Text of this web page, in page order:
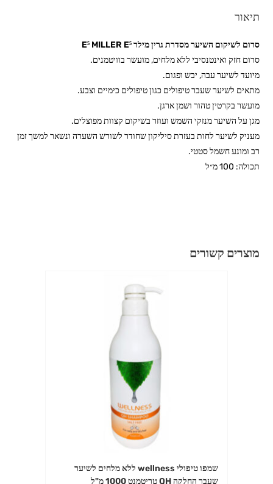
תיאור
סרום לשיקום השיער מסדרת גרין מילר E⁵ MILLER E⁵
סרום חזק ואינטנסיבי ללא מלחים, מועשר בוויטמנים.
מיועד לשיער עבה, יבש ופגום.
מתאים לשיער שעבר טיפולים כגון טיפולים כימיים וצבע.
מועשר בקרטין טהור ושמן ארגן.
מגן על השיער מנזקי השמש ועוזר בשיקום קצוות מפוצלים.
מעניק לשיער לחות בעזרת סיליקון שחודר לשורש השערה ונשאר למשך זמן
רב ומונע חשמל סטטי.
תכולה: 100 מ״ל
מוצרים קשורים
שמפו טיפולי wellness ללא מלחים לשיער
שעבר החלקה QH טריטמנט 1000 מ"ל